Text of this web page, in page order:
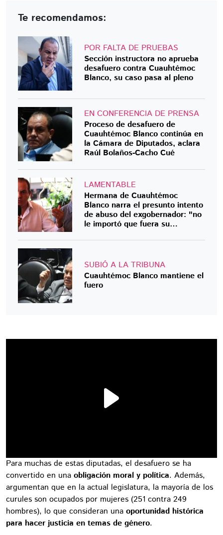
Te recomendamos:
POR FALTA DE PRUEBAS
Sección instructora no aprueba
desafuero contra Cuauhtémoc
Blanco, su caso pasa al pleno
EN CONFERENCIA DE PRENSA
Proceso de desafuero de
Cuauhtémoc Blanco continúa en
la Cámara de Diputados, aclara
Raúl Bolaños-Cacho Cué
LAMENTABLE
Hermana de Cuauhtémoc
Blanco narra el presunto intento
de abuso del exgobernador: "no
le importó que fuera su
SUBIÓ A LA TRIBUNA
Cuauhtémoc Blanco mantiene el
fuero
Para muchas de estas diputadas, el desafuero se ha
convertido en una obligación moral y política. Además,
argumentan que en la actual legislatura, la mayoría de los
curules son ocupados por mujeres (251 contra 249
hombres), lo que consideran una oportunidad histórica
para hacer justicia en temas de género.